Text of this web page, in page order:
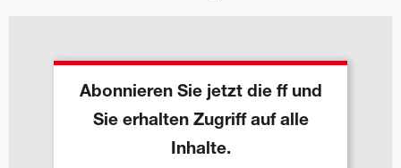
Abonnieren Sie jetzt die ff und
Sie erhalten Zugriff auf alle
Inhalte.